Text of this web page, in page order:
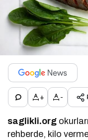
+ -
saglikli.org
rehberde, kilo